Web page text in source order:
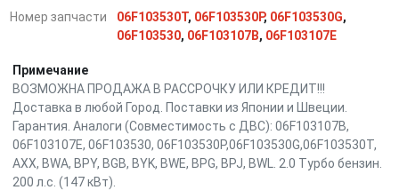
Номер запчасти
06F103530T, 06F103530P, 06F103530G,
06F103530, 06F103107B, 06F103107E
Примечание
ВОЗМОЖНА ПРОДАЖА В РАССРОЧКУ ИЛИ КРЕДИТ!!!
Доставка в любой Город. Поставки из Японии и Швеции.
Гарантия. Аналоги (Совместимость с ДВС): 06F103107B,
06F103107E, 06F103530, 06F103530P,06F103530G,06F103530T,
AXX, BWA, BPY, BGB, BYK, BWE, BPG, BPJ, BWL. 2.0 Турбо бензин.
200 л.с. (147 кВт).